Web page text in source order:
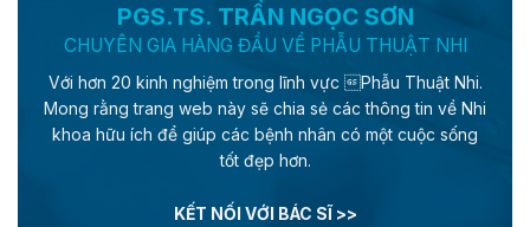
PGS.TS. TRẦN NGỌC SƠN
CHUYÊN GIA HÀNG ĐẦU VỀ PHẪU THUẬT NHI
Với hơn 20 kinh nghiệm trong lĩnh vực Phẫu Thuật Nhi.
Mong rằng trang web này sẽ chia sẻ các thông tin về Nhi
khoa hữu ích để giúp các bệnh nhân có một cuộc sống
tốt đẹp hơn.
KẾT NỐI VỚI BÁC SĨ >>